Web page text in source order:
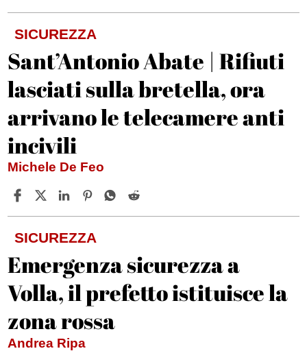
SICUREZZA
Sant’Antonio Abate | Rifiuti
lasciati sulla bretella, ora
arrivano le telecamere anti
incivili
Michele De Feo
SICUREZZA
Emergenza sicurezza a
Volla, il prefetto istituisce la
zona rossa
Andrea Ripa